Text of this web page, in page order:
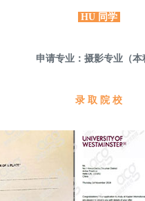
HU 同学
申请专业：摄影专业（本
录 取 院 校